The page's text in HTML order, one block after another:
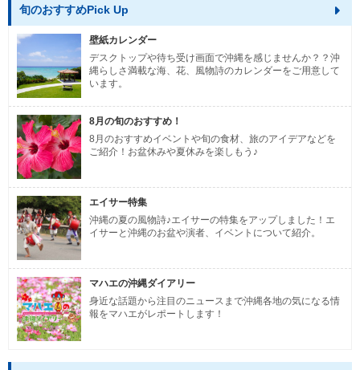
旬のおすすめPick Up
壁紙カレンダー
デスクトップや待ち受け画面で沖縄を感じませんか？？沖
縄らしさ満載な海、花、風物詩のカレンダーをご用意して
います。
8月の旬のおすすめ！
8月のおすすめイベントや旬の食材、旅のアイデアなどを
ご紹介！お盆休みや夏休みを楽しもう♪
エイサー特集
沖縄の夏の風物詩♪エイサーの特集をアップしました！エ
イサーと沖縄のお盆や演者、イベントについて紹介。
マハエの沖縄ダイアリー
身近な話題から注目のニュースまで沖縄各地の気になる情
報をマハエがレポートします！